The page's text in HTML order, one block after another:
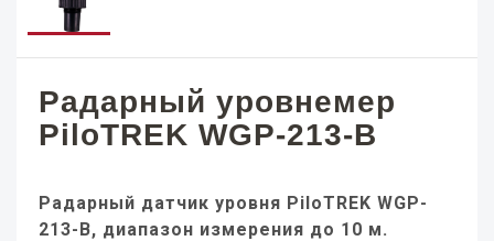
Радарный уровнемер
PiloTREK WGP-213-B
Радарный датчик уровня PiloTREK WGP-
213-B, диапазон измерения до 10 м.